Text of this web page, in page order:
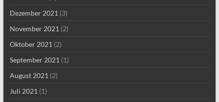
Dezember 2021 (3)
November 2021 (2)
Oktober 2021 (2)
September 2021 (1)
August 2021 (2)
Juli 2021 (1)